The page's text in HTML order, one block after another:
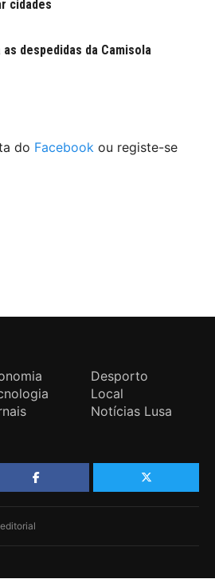
cidades
despedidas da Camisola
do Facebook ou registe-se
Desporto
Local
Notícias Lusa